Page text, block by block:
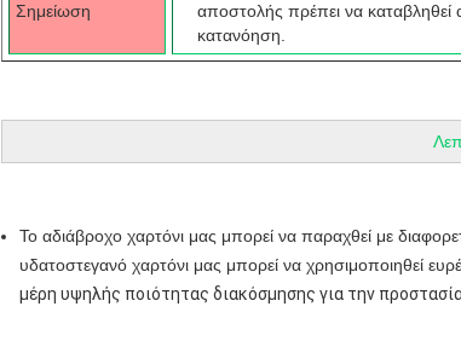
Σημείωση
αποστολής πρέπει να
κατανόηση.
Το αδιάβροχο χαρτόνι μας μπορεί να παραχθεί με
υδατοστεγανό χαρτόνι μας μπορεί να χρησιμοποιηθεί
μέρη υψηλής ποιότητας διακόσμησης για την